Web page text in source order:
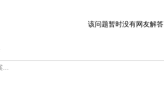
该问题暂时没有网友解答